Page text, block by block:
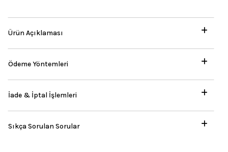
Ürün Açıklaması
Ödeme Yöntemleri
İade & İptal İşlemleri
Sıkça Sorulan Sorular